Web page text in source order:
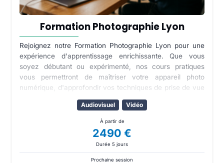
Formation Photographie Lyon
Rejoignez notre Formation Photographie Lyon pour une
expérience d'apprentissage enrichissante. Que vous
soyez débutant ou expérimenté, nos cours pratiques
vous permettront de maîtriser votre appareil photo
numérique, d'approfondir vos techniques de prise de vue
et de retouche photo. Développez votre talent avec des
professionnels de la photographie.
Audiovisuel Vidéo
À partir de
2490 €
Durée 5 jours
Prochaine session